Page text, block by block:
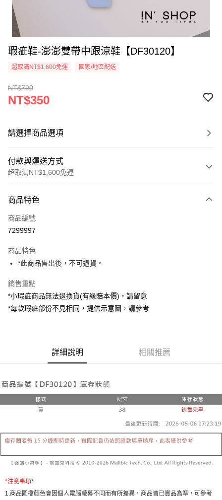
瑕疵鞋-澎澎雙帶中跟涼鞋【DF30120】
超取滿NT$1,600免運 國家/地區配送
NT$790
NT$350
請選擇商品選項
付款與運送方式
超取滿NT$1,600免運
信用卡一次付款
超商取貨付款
Apple Pay
街口支付
Google Pay
1.本服務由台灣大哥大提供，台灣大哥大用戶可立即使用無須另外申請。
2.付款方式選擇「大哥付你分期」，訂單成立後會自動跳轉到大哥付的交易
3.實際核准額度、可分期數及費用金額請依後續交易確認頁面所載為準。
4.訂單成立30分鐘內，如未前往確認交易或遇審核未通過，訂單將自動取
消。如遇「轉專審核」未通過狀況，表示未達大哥付你分期系統評分，恕無
法說明評估內容。
醒簡訊。
帳／街口支付／iPASS MONEY」等通路繳費。
1.本服務係由「台灣大哥大股份有限公司」（以下簡稱本公司）所提供，讓
用戶於交易時，得透過本服務購買商品或服務，並由商店將買賣／分期付款
AFTEE先享後付
便利好安心！
１．簡單：不需註冊會員、不需綁卡、不需儲值。
２．便利：只要手機號碼，簡訊認證，即可結帳。
【「AFTEE先享後付」結帳流程】
１．於結帳方式選擇「AFTEE先享後付」後，將跳轉至「AFTEE先享後付」
２．訂單成立數日內，您將收到繳費通知簡訊。
ATM／網路銀行／等多元方式進行付款，方視為交易完成。
※ 請注意：結帳手續完成當下不需立刻繳費，但若您需要取消訂單，請聯絡
購買商品的店家。未經商家同意取消之訂單仍視為有效，需透過AFTEE先享
運送方式
每筆NT$60，滿NT$1,800(含以上)免運費
每筆NT$60，滿NT$1,600(含以上)免運費
已關閉，請勿下單
每筆NT$10,000
商品特色
商品編號
7299997
商品特色
*此商品售出後，不可退貨。
銷售重點
*小瑕疵商品無法退換貨(有縁賠本價)，請留意
*每款瑕疵部份不見相同，提供示意圖，請參考
詳細說明 相關推薦
*注意事項*
1. 商品圖檔顏色會因個人電腦螢幕不同而有所差異，商品皆已實品為準，可參考